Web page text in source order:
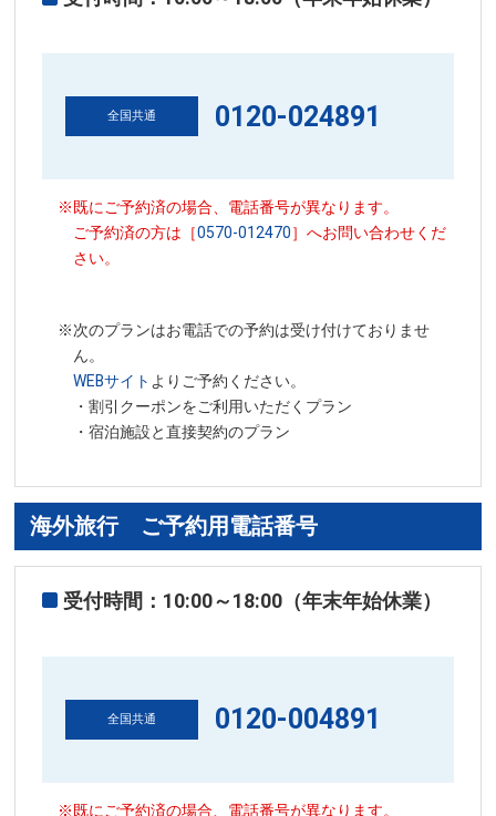
全国共通 0120-024891
※既にご予約済の場合、電話番号が異なります。
ご予約済の方は［0570-012470］へお問い合わせくだ
さい。
※次のプランはお電話での予約は受け付けておりませ
ん。
WEBサイト よりご予約ください。
・割引クーポンをご利用いただくプラン
・宿泊施設と直接契約のプラン
海外旅行 ご予約用電話番号
受付時間：10:00～18:00（年末年始休業）
全国共通 0120-004891
※既にご予約済の場合、電話番号が異なります。